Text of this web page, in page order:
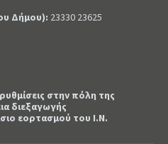
Δήμου): 23330 23625
στην πόλη της
διεξαγωγής
εορτασμού του Ι.Ν.